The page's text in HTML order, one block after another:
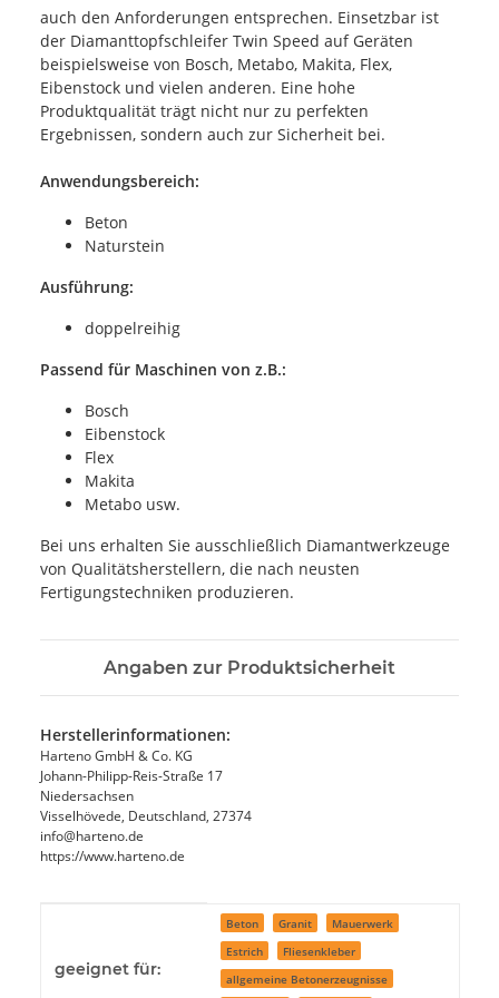
auch den Anforderungen entsprechen. Einsetzbar ist
der Diamanttopfschleifer Twin Speed auf Geräten
beispielsweise von Bosch, Metabo, Makita, Flex,
Eibenstock und vielen anderen. Eine hohe
Produktqualität trägt nicht nur zu perfekten
Ergebnissen, sondern auch zur Sicherheit bei.
Anwendungsbereich:
Beton
Naturstein
Ausführung:
doppelreihig
Passend für Maschinen von z.B.:
Bosch
Eibenstock
Flex
Makita
Metabo usw.
Bei uns erhalten Sie ausschließlich Diamantwerkzeuge
von Qualitätsherstellern, die nach neusten
Fertigungstechniken produzieren.
Angaben zur Produktsicherheit
Herstellerinformationen:
Harteno GmbH & Co. KG
Johann-Philipp-Reis-Straße 17
Niedersachsen
Visselhövede, Deutschland, 27374
info@harteno.de
https://www.harteno.de
geeignet für:
Beton Granit
Mauerwerk
Estrich
Fliesenkleber
allgemeine Betonerzeugnisse